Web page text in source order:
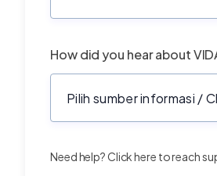
How did you hear about
Need help?Click here to reach